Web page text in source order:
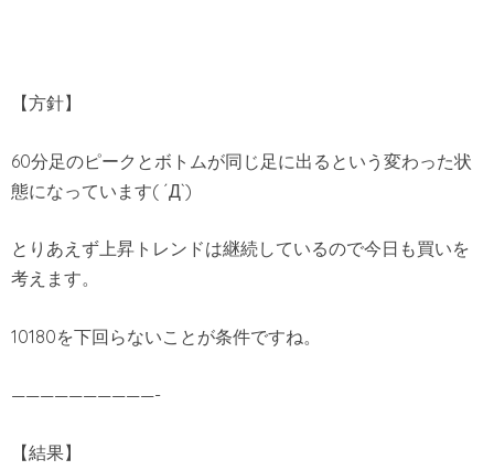
【方針】
60分足のピークとボトムが同じ足に出るという変わった状
態になっています( ´Д`)
とりあえず上昇トレンドは継続しているので今日も買いを
考えます。
10180を下回らないことが条件ですね。
——————————-
【結果】